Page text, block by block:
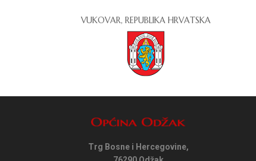
VUKOVAR, REPUBLIKA HRVATSKA
Trg Bosne i Hercegovine,